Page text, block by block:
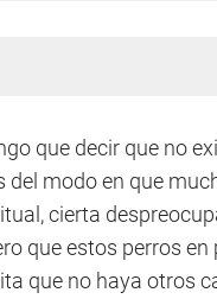
que decir que no
modo en que
cierta
que estos perros
que no haya otros